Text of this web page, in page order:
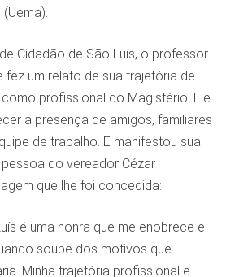
Cidadão de São Luís, o professor
fez um relato de sua trajetória de
profissional do Magistério. Ele
a presença de amigos, familiares
de trabalho. E manifestou sua
do vereador Cézar
que lhe foi concedida:
é uma honra que me enobrece e
soube dos motivos que
Minha trajetória profissional e